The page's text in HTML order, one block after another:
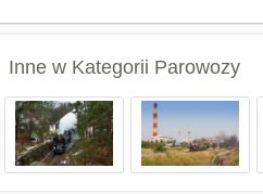
Inne w Kategorii Parowozy